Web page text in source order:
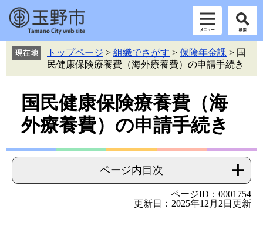
トップページ > 組織でさがす > 保険年金課 > 国
民健康保険療養費（海外療養費）の申請手続き
国民健康保険療養費（海
外療養費）の申請手続き
ページ内目次
ページID：0001754
更新日：2025年12月2日更新